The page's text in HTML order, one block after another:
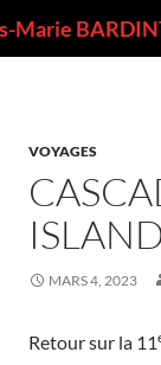
Marie
VOYAGES
MARS 4, 2023
Retour sur la 11